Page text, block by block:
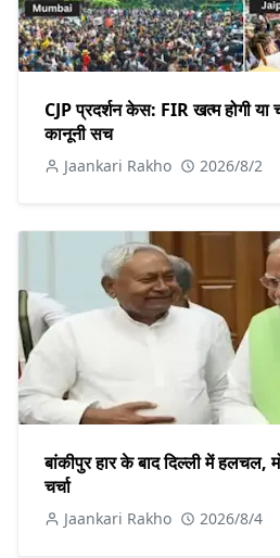
CJP प्रदर्शन केस: FIR खत्म होगी या
कानूनी सच
Jaankari Rakho 2026/8/2
बांकीपुर हार के बाद दिल्ली में हलचल,
चर्चा
Jaankari Rakho 2026/8/4